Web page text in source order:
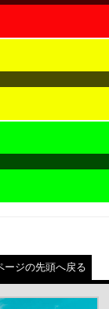
ージの先頭へ戻る